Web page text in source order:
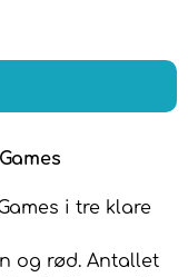
i tre klare
og rød. Antallet